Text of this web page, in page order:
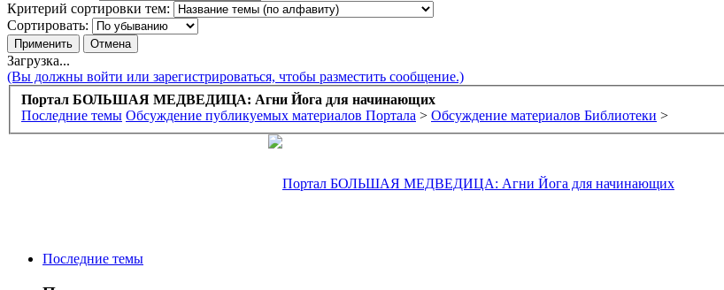
Критерий сортировки тем:
Сортировать:
Загрузка...
(Вы должны войти или зарегистрироваться, чтобы разместить сообщение.)
Портал БОЛЬШАЯ МЕДВЕДИЦА: Агни Йога для начинающих
Последние темы Обсуждение публикуемых материалов Портала > Обсуждение материалов Библиотеки >
Последние темы